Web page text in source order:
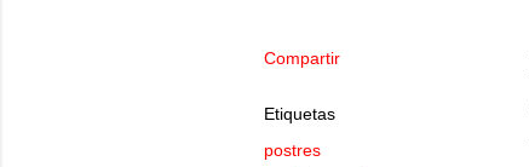
Compartir
Etiquetas
postres